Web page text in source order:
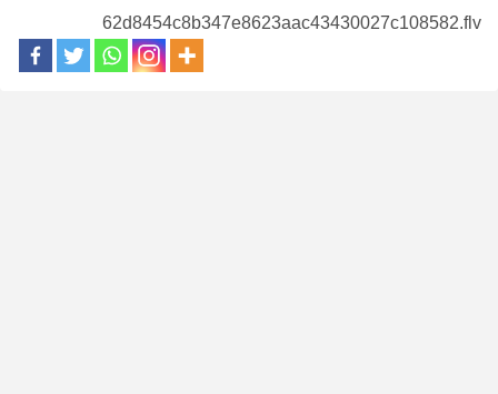
62d8454c8b347e8623aac43430027c108582.flv